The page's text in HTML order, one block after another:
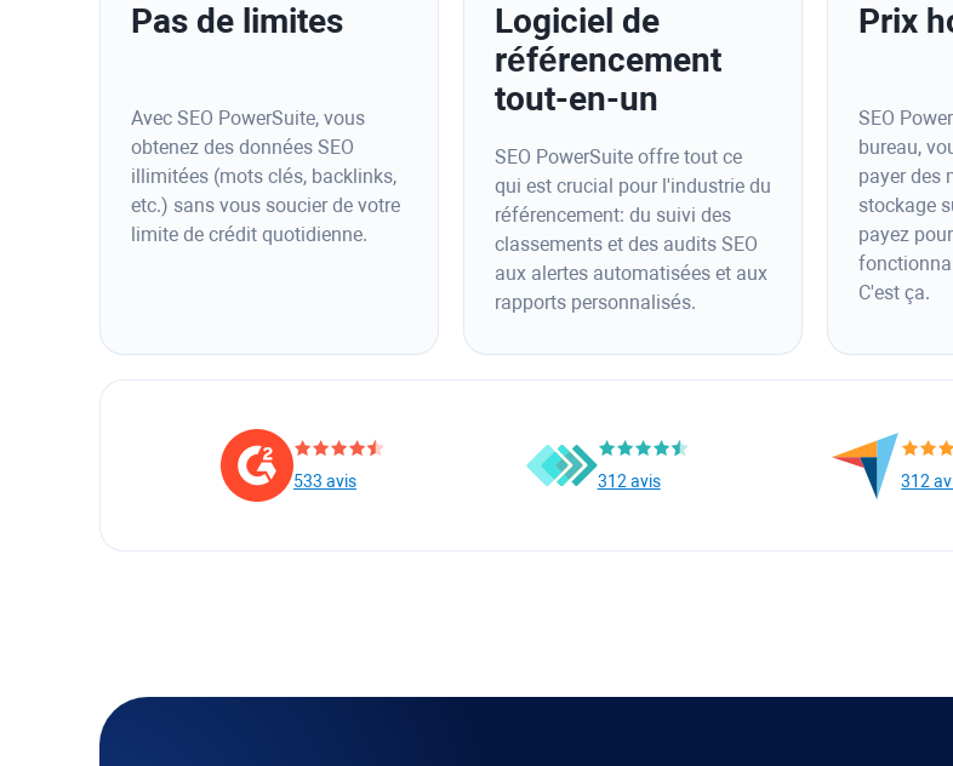
Pas de limites
Avec SEO PowerSuite, vous
obtenez des données SEO
illimitées (mots clés, backlinks,
etc.) sans vous soucier de votre
limite de crédit quotidienne.
Logiciel de
référencement
tout-en-un
SEO PowerSuite offre tout ce
qui est crucial pour l'industrie du
référencement: du suivi des
classements et des audits SEO
aux alertes automatisées et aux
rapports personnalisés.
Prix
SEO
bureau,
payer des
stockage
payez
C'est ça.
533 avis 312 avis 312